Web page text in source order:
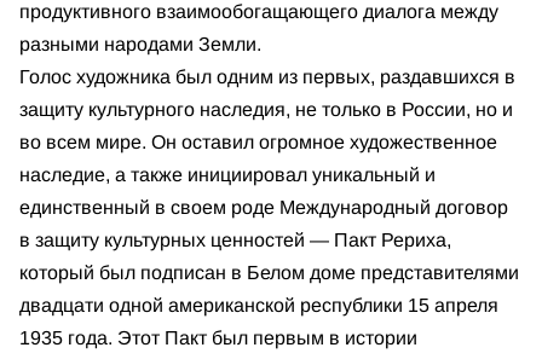
продуктивного взаимообогащающего диалога между
разными народами Земли.
Голос художника был одним из первых, раздавшихся в
защиту культурного наследия, не только в России, но и
во всем мире. Он оставил огромное художественное
наследие, а также инициировал уникальный и
единственный в своем роде Международный договор
в защиту культурных ценностей — Пакт Рериха,
который был подписан в Белом доме представителями
двадцати одной американской республики 15 апреля
1935 года. Этот Пакт был первым в истории